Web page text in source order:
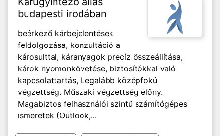
budapesti irodában
beérkező kárbejelentések
feldolgozása, konzultáció a
károsulttal, káranyagok precíz összeállítása,
károk nyomonkövetése, biztosítókkal való
kapcsolattartás, Legalább középfokú
végzettség. Műszaki végzettség előny.
Magabiztos felhasználói szintű számítógépes
ismeretek (Outlook,...